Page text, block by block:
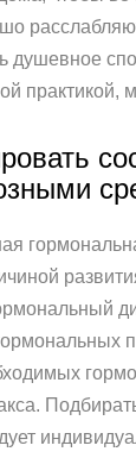
душевное
практикой,